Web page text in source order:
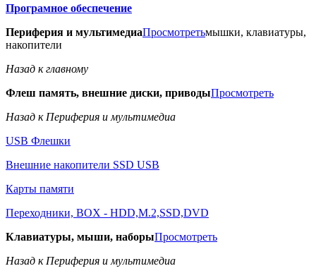
Програмное обеспечение
Периферия и мультимедиаПросмотретьмышки, клавиатуры,
накопители
Назад к главному
Флеш память, внешние диски, приводыПросмотреть
Назад к Периферия и мультимедиа
USB Флешки
Внешние накопители SSD USB
Карты памяти
Переходники, BOX - HDD,M.2,SSD,DVD
Клавиатуры, мыши, наборыПросмотреть
Назад к Периферия и мультимедиа